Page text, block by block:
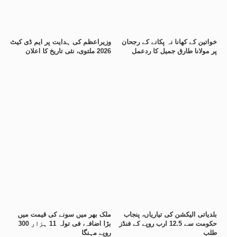
وزیراعظم کی ہدایت پر ایم ڈی کیٹ
2026 ملتوی، نئی تاریخ کا اعلان
خواتین کے کھانا نہ پکانے کے رجحان
پر مولانا طارق جمیل کا ردعمل
ملک بھر میں سونے کی قیمت میں
بڑا اضافہ، فی تولہ 11 ہزار 300
روپے مہنگا
بلدیاتی الیکشن کی تیاریاں، پنجاب
حکومت سے 12.5 ارب روپے کے فنڈز
طلب